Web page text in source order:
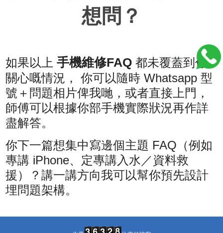
想問？
如果以上手機維修FAQ 都未覆蓋到你
關心嘅情況， 你可以隨時 Whatsapp 型
號＋問題相片俾我哋，或者直接上門，
師傅可以根據你部手機實際狀況再作詳
盡解答。
你下一篇想集中寫邊個主題 FAQ（例如
專講 iPhone、定專講入水／資料救
援）？講一講方向我可以幫你預先設計
埋問題架構。